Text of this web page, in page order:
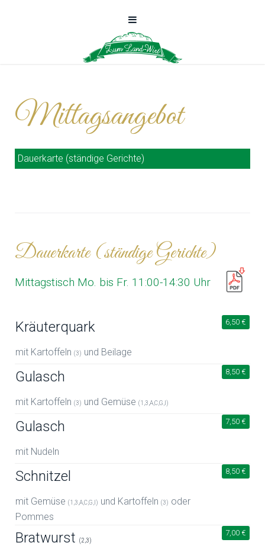
Mittagsangebot
Dauerkarte (ständige Gerichte)
Dauerkarte (ständige Gerichte)
Mittagstisch Mo. bis Fr. 11:00-14:30 Uhr
Kräuterquark 6,50 €
mit Kartoffeln (3) und Beilage
Gulasch 8,50 €
mit Kartoffeln (3) und Gemüse (1,3,A,C,G,I)
Gulasch 7,50 €
mit Nudeln
Schnitzel 8,50 €
mit Gemüse (1,3,A,C,G,I) und Kartoffeln (3) oder
Pommes
Bratwurst (2,3)
7,00 €